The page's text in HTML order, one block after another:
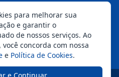
os direitos reservados.
Transparência
para melhorar sua
e garantir o
de nossos serviços. Ao
concorda com nossa
e Política de Cookies.